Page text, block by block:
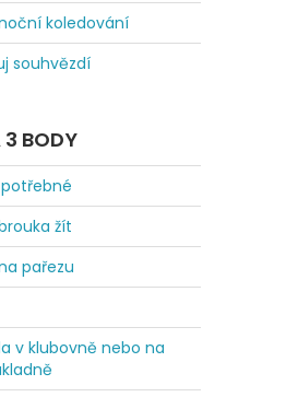
koledování
souhvězdí
3 BODY
žít
pařezu
v klubovně nebo na